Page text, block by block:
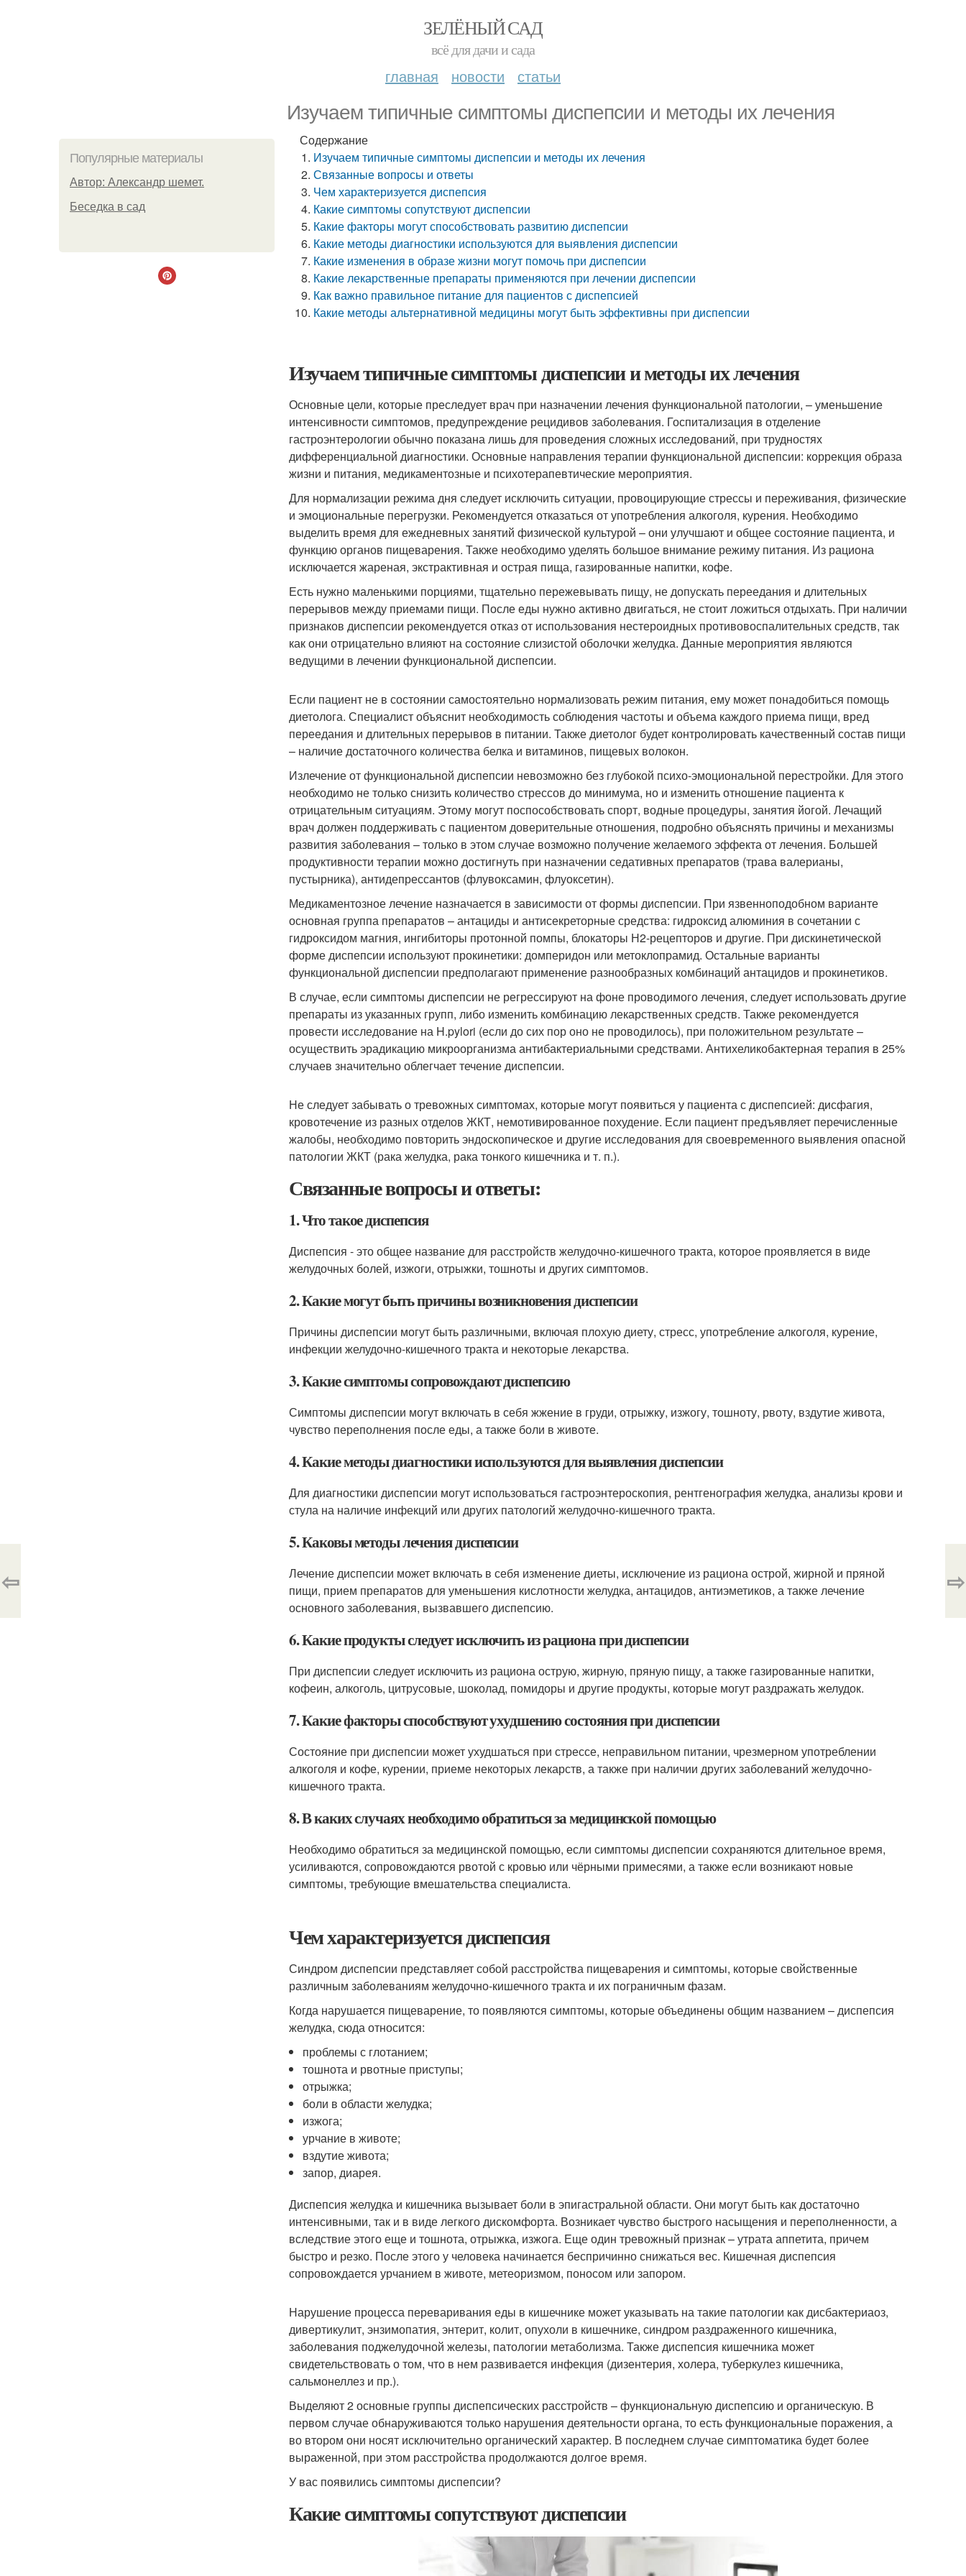
ЗЕЛЁНЫЙ САД
всё для дачи и сада
главная новости статьи
Изучаем типичные симптомы диспепсии и методы их лечения
Популярные материалы
Автор: Александр шемет.
Беседка в сад
Содержание
Изучаем типичные симптомы диспепсии и методы их лечения
Связанные вопросы и ответы
Чем характеризуется диспепсия
Какие симптомы сопутствуют диспепсии
Какие факторы могут способствовать развитию диспепсии
Какие методы диагностики используются для выявления диспепсии
Какие изменения в образе жизни могут помочь при диспепсии
Какие лекарственные препараты применяются при лечении диспепсии
Как важно правильное питание для пациентов с диспепсией
Какие методы альтернативной медицины могут быть эффективны при диспепсии
Изучаем типичные симптомы диспепсии и методы их лечения
Основные цели, которые преследует врач при назначении лечения функциональной патологии, – уменьшение
интенсивности симптомов, предупреждение рецидивов заболевания. Госпитализация в отделение
гастроэнтерологии обычно показана лишь для проведения сложных исследований, при трудностях
дифференциальной диагностики. Основные направления терапии функциональной диспепсии: коррекция образа
жизни и питания, медикаментозные и психотерапевтические мероприятия.
Для нормализации режима дня следует исключить ситуации, провоцирующие стрессы и переживания, физические
и эмоциональные перегрузки. Рекомендуется отказаться от употребления алкоголя, курения. Необходимо
выделить время для ежедневных занятий физической культурой – они улучшают и общее состояние пациента, и
функцию органов пищеварения. Также необходимо уделять большое внимание режиму питания. Из рациона
исключается жареная, экстрактивная и острая пища, газированные напитки, кофе.
Есть нужно маленькими порциями, тщательно пережевывать пищу, не допускать переедания и длительных
перерывов между приемами пищи. После еды нужно активно двигаться, не стоит ложиться отдыхать. При наличии
признаков диспепсии рекомендуется отказ от использования нестероидных противовоспалительных средств, так
как они отрицательно влияют на состояние слизистой оболочки желудка. Данные мероприятия являются
ведущими в лечении функциональной диспепсии.
Если пациент не в состоянии самостоятельно нормализовать режим питания, ему может понадобиться помощь
диетолога. Специалист объяснит необходимость соблюдения частоты и объема каждого приема пищи, вред
переедания и длительных перерывов в питании. Также диетолог будет контролировать качественный состав пищи
– наличие достаточного количества белка и витаминов, пищевых волокон.
Излечение от функциональной диспепсии невозможно без глубокой психо-эмоциональной перестройки. Для этого
необходимо не только снизить количество стрессов до минимума, но и изменить отношение пациента к
отрицательным ситуациям. Этому могут поспособствовать спорт, водные процедуры, занятия йогой. Лечащий
врач должен поддерживать с пациентом доверительные отношения, подробно объяснять причины и механизмы
развития заболевания – только в этом случае возможно получение желаемого эффекта от лечения. Большей
продуктивности терапии можно достигнуть при назначении седативных препаратов (трава валерианы,
пустырника), антидепрессантов (флувоксамин, флуоксетин).
Медикаментозное лечение назначается в зависимости от формы диспепсии. При язвенноподобном варианте
основная группа препаратов – антациды и антисекреторные средства: гидроксид алюминия в сочетании с
гидроксидом магния, ингибиторы протонной помпы, блокаторы Н2-рецепторов и другие. При дискинетической
форме диспепсии используют прокинетики: домперидон или метоклопрамид. Остальные варианты
функциональной диспепсии предполагают применение разнообразных комбинаций антацидов и прокинетиков.
В случае, если симптомы диспепсии не регрессируют на фоне проводимого лечения, следует использовать другие
препараты из указанных групп, либо изменить комбинацию лекарственных средств. Также рекомендуется
провести исследование на H.pylori (если до сих пор оно не проводилось), при положительном результате –
осуществить эрадикацию микроорганизма антибактериальными средствами. Антихеликобактерная терапия в 25%
случаев значительно облегчает течение диспепсии.
Не следует забывать о тревожных симптомах, которые могут появиться у пациента с диспепсией: дисфагия,
кровотечение из разных отделов ЖКТ, немотивированное похудение. Если пациент предъявляет перечисленные
жалобы, необходимо повторить эндоскопическое и другие исследования для своевременного выявления опасной
патологии ЖКТ (рака желудка, рака тонкого кишечника и т. п.).
Связанные вопросы и ответы:
1. Что такое диспепсия
Диспепсия - это общее название для расстройств желудочно-кишечного тракта, которое проявляется в виде
желудочных болей, изжоги, отрыжки, тошноты и других симптомов.
2. Какие могут быть причины возникновения диспепсии
Причины диспепсии могут быть различными, включая плохую диету, стресс, употребление алкоголя, курение,
инфекции желудочно-кишечного тракта и некоторые лекарства.
3. Какие симптомы сопровождают диспепсию
Симптомы диспепсии могут включать в себя жжение в груди, отрыжку, изжогу, тошноту, рвоту, вздутие живота,
чувство переполнения после еды, а также боли в животе.
4. Какие методы диагностики используются для выявления диспепсии
Для диагностики диспепсии могут использоваться гастроэнтероскопия, рентгенография желудка, анализы крови и
стула на наличие инфекций или других патологий желудочно-кишечного тракта.
5. Каковы методы лечения диспепсии
Лечение диспепсии может включать в себя изменение диеты, исключение из рациона острой, жирной и пряной
пищи, прием препаратов для уменьшения кислотности желудка, антацидов, антиэметиков, а также лечение
основного заболевания, вызвавшего диспепсию.
6. Какие продукты следует исключить из рациона при диспепсии
При диспепсии следует исключить из рациона острую, жирную, пряную пищу, а также газированные напитки,
кофеин, алкоголь, цитрусовые, шоколад, помидоры и другие продукты, которые могут раздражать желудок.
7. Какие факторы способствуют ухудшению состояния при диспепсии
Состояние при диспепсии может ухудшаться при стрессе, неправильном питании, чрезмерном употреблении
алкоголя и кофе, курении, приеме некоторых лекарств, а также при наличии других заболеваний желудочно-
кишечного тракта.
8. В каких случаях необходимо обратиться за медицинской помощью
Необходимо обратиться за медицинской помощью, если симптомы диспепсии сохраняются длительное время,
усиливаются, сопровождаются рвотой с кровью или чёрными примесями, а также если возникают новые
симптомы, требующие вмешательства специалиста.
Чем характеризуется диспепсия
Синдром диспепсии представляет собой расстройства пищеварения и симптомы, которые свойственные
различным заболеваниям желудочно-кишечного тракта и их пограничным фазам.
Когда нарушается пищеварение, то появляются симптомы, которые объединены общим названием – диспепсия
желудка, сюда относится:
проблемы с глотанием;
тошнота и рвотные приступы;
отрыжка;
боли в области желудка;
изжога;
урчание в животе;
вздутие живота;
запор, диарея.
Диспепсия желудка и кишечника вызывает боли в эпигастральной области. Они могут быть как достаточно
интенсивными, так и в виде легкого дискомфорта. Возникает чувство быстрого насыщения и переполненности, а
вследствие этого еще и тошнота, отрыжка, изжога. Еще один тревожный признак – утрата аппетита, причем
быстро и резко. После этого у человека начинается беспричинно снижаться вес. Кишечная диспепсия
сопровождается урчанием в животе, метеоризмом, поносом или запором.
Нарушение процесса переваривания еды в кишечнике может указывать на такие патологии как дисбактериаоз,
дивертикулит, энзимопатия, энтерит, колит, опухоли в кишечнике, синдром раздраженного кишечника,
заболевания поджелудочной железы, патологии метаболизма. Также диспепсия кишечника может
свидетельствовать о том, что в нем развивается инфекция (дизентерия, холера, туберкулез кишечника,
сальмонеллез и пр.).
Выделяют 2 основные группы диспепсических расстройств – функциональную диспепсию и органическую. В
первом случае обнаруживаются только нарушения деятельности органа, то есть функциональные поражения, а
во втором они носят исключительно органический характер. В последнем случае симптоматика будет более
выраженной, при этом расстройства продолжаются долгое время.
У вас появились симптомы диспепсии?
Какие симптомы сопутствуют диспепсии
⇦ ⇨